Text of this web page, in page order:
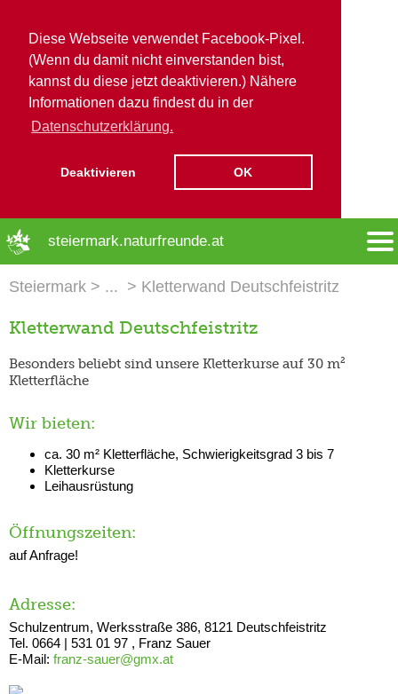
Diese Webseite verwendet Facebook-Pixel.
(Wenn du damit nicht einverstanden bist,
kannst du diese jetzt deaktivieren.) Nähere
Informationen dazu findest du in der
Datenschutzerklärung.
Deaktivieren OK
steiermark.naturfreunde.at
Steiermark Kletterwand Deutschfeistritz
Kletterwand Deutschfeistritz
Besonders beliebt sind unsere Kletterkurse auf 30 m²
Kletterfläche
Wir bieten:
ca. 30 m² Kletterfläche, Schwierigkeitsgrad 3 bis 7
Kletterkurse
Leihausrüstung
Öffnungszeiten:
auf Anfrage!
Adresse:
Schulzentrum, Werksstraße 386, 8121 Deutschfeistritz
Tel. 0664 | 531 01 97 , Franz Sauer
E-Mail: franz-sauer@gmx.at